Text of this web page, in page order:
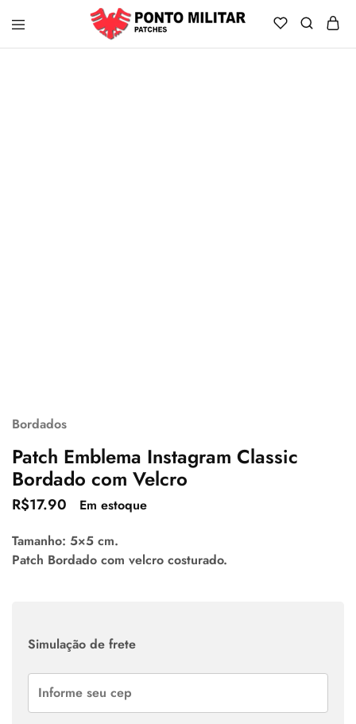
Ponto
Bordados
Patch Emblema Instagram Classic
Bordado com Velcro
R$17.90
Em estoque
Tamanho: 5×5 cm.
Patch Bordado com velcro costurado.
Simulação de frete